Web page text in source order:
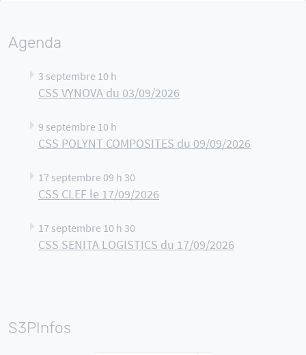
Agenda
3 septembre 10 h
CSS VYNOVA du 03/09/2026
9 septembre 10 h
CSS POLYNT COMPOSITES du 09/09/2026
17 septembre 09 h 30
CSS CLEF le 17/09/2026
17 septembre 10 h 30
CSS SENITA LOGISTICS du 17/09/2026
S3PInfos